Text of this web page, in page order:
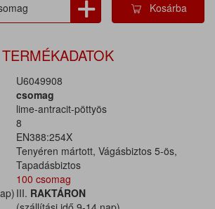
Kosárba
TERMÉKADATOK
U6049908
csomag
lime-antracit-pöttyös
8
EN388:254X
Tenyéren mártott, Vágásbiztos 5-ös,
Tapadásbiztos
100 csomag
III. RAKTÁRON